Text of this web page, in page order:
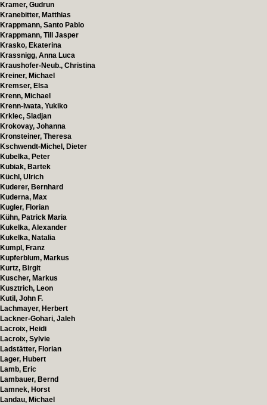
Kramer, Gudrun
Kranebitter, Matthias
Krappmann, Santo Pablo
Krappmann, Till Jasper
Krasko, Ekaterina
Krassnigg, Anna Luca
Kraushofer-Neub., Christina
Kreiner, Michael
Kremser, Elsa
Krenn, Michael
Krenn-Iwata, Yukiko
Krklec, Sladjan
Krokovay, Johanna
Kronsteiner, Theresa
Kschwendt-Michel, Dieter
Kubelka, Peter
Kubiak, Bartek
Küchl, Ulrich
Kuderer, Bernhard
Kuderna, Max
Kugler, Florian
Kühn, Patrick Maria
Kukelka, Alexander
Kukelka, Natalia
Kumpl, Franz
Kupferblum, Markus
Kurtz, Birgit
Kuscher, Markus
Kusztrich, Leon
Kutil, John F.
Lachmayer, Herbert
Lackner-Gohari, Jaleh
Lacroix, Heidi
Lacroix, Sylvie
Ladstätter, Florian
Lager, Hubert
Lamb, Eric
Lambauer, Bernd
Lamnek, Horst
Landau, Michael